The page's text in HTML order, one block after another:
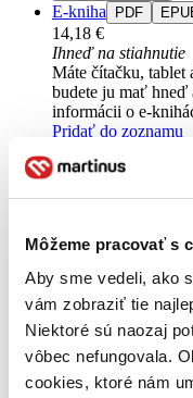
Môžeme pracovať s
Aby sme vedeli, ako
vám zobraziť tie
Niektoré sú naozaj
vôbec nefungovala.
cookies, ktoré nám
E-kniha PDF
14,18 €
Ihneď na stiahnutie
Máte čítačku, tablet
budete ju mať hneď
informácii o e-
Pridať do zoznamu